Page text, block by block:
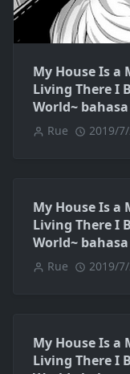
My House Is a
Living There I
World~
Rue 2019/
My House Is a
Living There I
World~
Rue 2019/
My House Is a
Living There I